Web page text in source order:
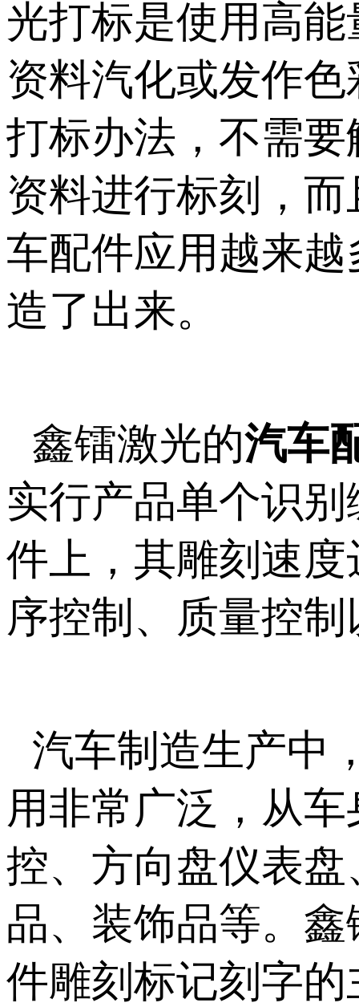
光打标是使用高
资料汽化或发作
打标办法，不需
资料进行标刻，
车配件应用越来
造了出来。
鑫镭激光的汽车
实行产品单个识
件上，其雕刻速度
序控制、质量控
汽车制造生产中
用非常广泛， 从
控、方向盘仪表
品、装饰品等。
件雕刻标记刻字